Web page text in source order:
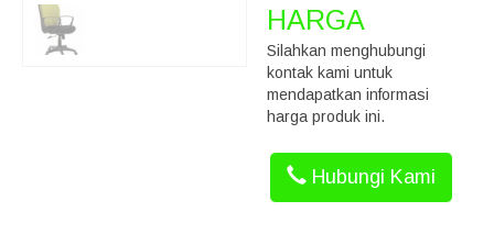
HARGA
Silahkan menghubungi
kontak kami untuk
mendapatkan informasi
harga produk ini.
Hubungi Kami